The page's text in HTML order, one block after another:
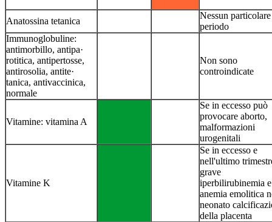
Anatossina tetanica
Nessun particolare
periodo
Immunoglobuline:
antimorbillo, antipa·
rotitica, antipertosse,
antirosolia, antite·
tanica, antivaccinica,
normale
Non sono
controindicate
Vitamine: vitamina A
Se in eccesso può
provocare aborto,
malformazioni
urogenitali
Vitamine K
Se in eccesso e
nell'ultimo
grave
iperbilirubinemia e
anemia emoli­tica
neonato
della placenta